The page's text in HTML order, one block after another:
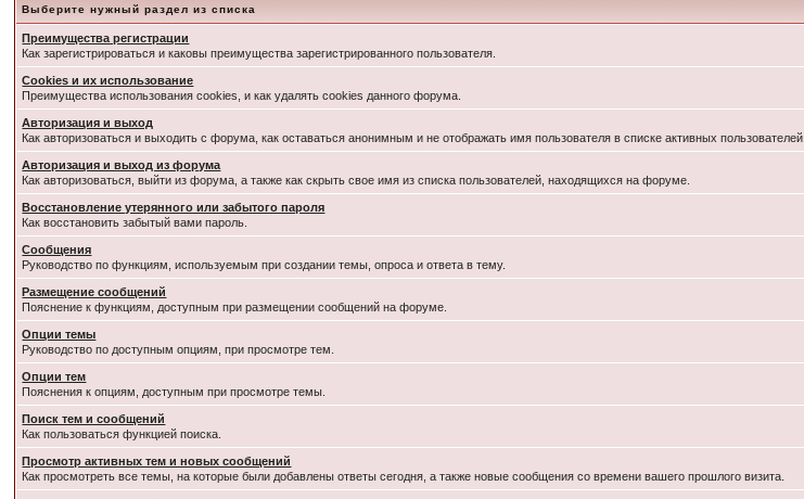
Выберите нужный раздел из списка
Преимущества регистрации
Как зарегистрироваться и каковы преимущества зарегистрированного пользователя.
Cookies и их использование
Преимущества использования cookies, и как удалять cookies данного форума.
Авторизация и выход
Как авторизоваться и выходить с форума, как оставаться анонимным и не отображать имя пользователя в списке активных пользователей.
Авторизация и выход из форума
Как авторизоваться, выйти из форума, а также как скрыть свое имя из списка пользователей, находящихся на форуме.
Восстановление утерянного или забытого пароля
Как восстановить забытый вами пароль.
Сообщения
Руководство по функциям, используемым при создании темы, опроса и ответа в тему.
Размещение сообщений
Пояснение к функциям, доступным при размещении сообщений на форуме.
Опции темы
Руководство по доступным опциям, при просмотре тем.
Опции тем
Пояснения к опциям, доступным при просмотре темы.
Поиск тем и сообщений
Как пользоваться функцией поиска.
Просмотр активных тем и новых сообщений
Как просмотреть все темы, на которые были добавлены ответы сегодня, а также новые сообщения со времени вашего прошлого визита.